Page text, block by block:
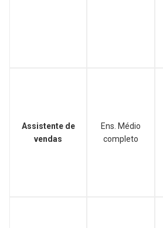
Assistente de
vendas
Ens. Médio
completo